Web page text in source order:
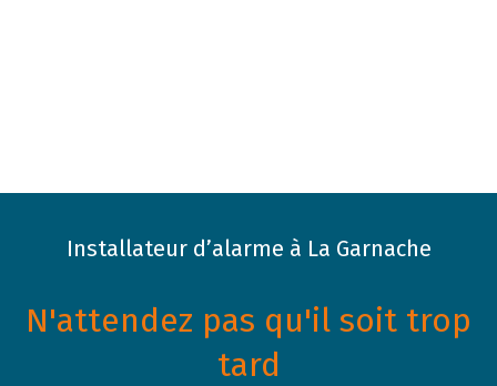
Installateur d’alarme à La Garnache
N'attendez pas qu'il soit trop
tard